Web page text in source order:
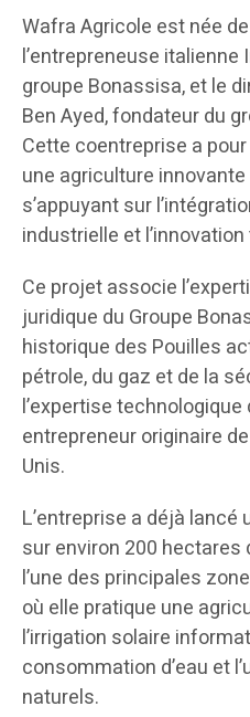
Wafra Agricole est née
l’entrepreneuse italienne
groupe Bonassisa, et le
Ben Ayed, fondateur du
Cette coentreprise a
une agriculture
s’appuyant sur
industrielle et
Ce projet associe
juridique du Groupe
historique des Pouilles
pétrole, du gaz et de la
l’expertise technologique
entrepreneur originaire
Unis.
L’entreprise a déjà
sur environ 200 hectares
l’une des principales
où elle pratique une
l’irrigation solaire
consommation d’eau et
naturels.